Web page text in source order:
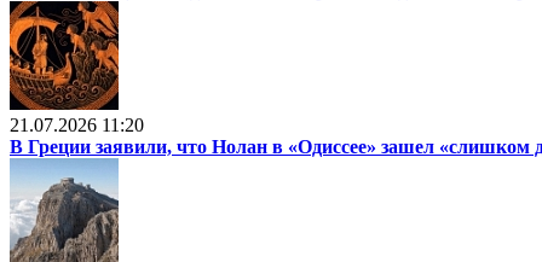
21.07.2026 11:20
В Греции заявили, что Нолан в «Одиссее» зашел «слишком